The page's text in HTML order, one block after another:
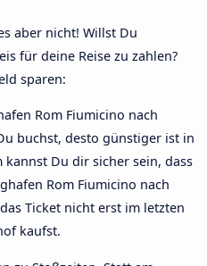
aber nicht! Willst Du
für deine Reise zu zahlen?
sparen:
Rom Fiumicino nach
buchst, desto günstiger ist in
kannst Du dir sicher sein, dass
Rom Fiumicino nach
Ticket nicht erst im letzten
kaufst.